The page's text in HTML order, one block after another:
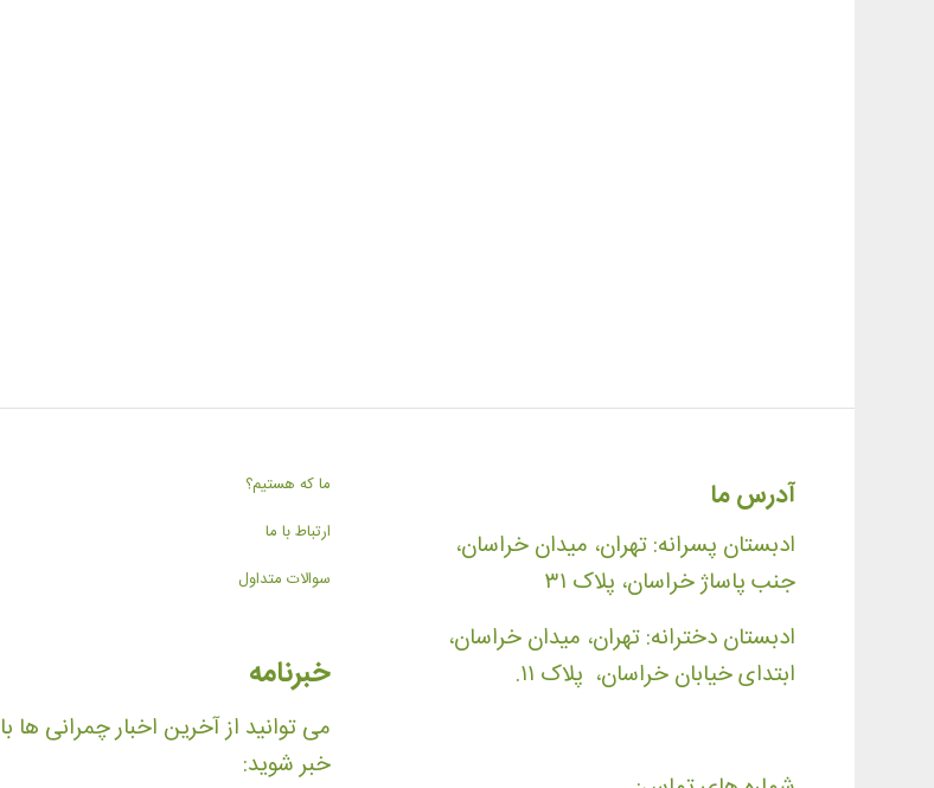
آدرس ما
ادبستان پسرانه: تهران، میدان خراسان،
جنب پاساژ خراسان، پلاک ۳۱
ادبستان دخترانه: تهران، میدان خراسان،
ابتدای خیابان خراسان، پلاک ۱۱.
ما که هستیم؟
ارتباط با ما
سوالات متداول
خبرنامه
می توانید از آخرین اخبار چمرانی ها با
خبر شوید: